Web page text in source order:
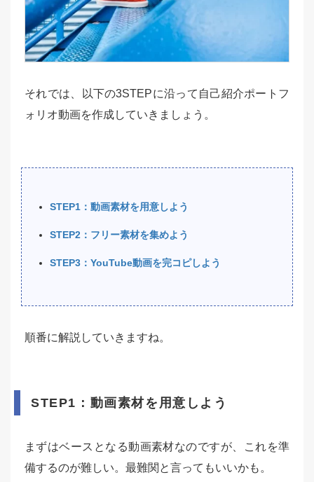
それでは、以下の3STEPに沿って自己紹介ポートフ
ォリオ動画を作成していきましょう。
STEP1：動画素材を用意しよう
STEP2：フリー素材を集めよう
STEP3：YouTube動画を完コピしよう
順番に解説していきますね。
STEP1：動画素材を用意しよう
まずはベースとなる動画素材なのですが、これを準
備するのが難しい。最難関と言ってもいいかも。